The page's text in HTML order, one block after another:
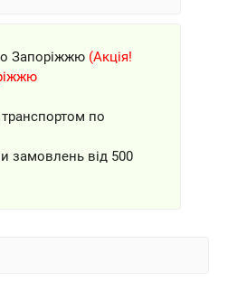
Запоріжжю (Акція!
по
замовлень від 500